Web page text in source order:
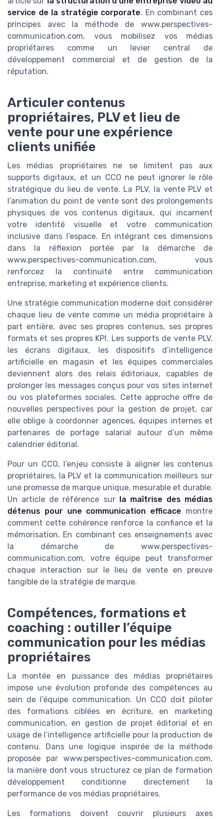
service de la stratégie corporate. En combinant ces
principes avec la méthode de www.perspectives-
communication.com, vous mobilisez vos médias
propriétaires comme un levier central de
développement commercial et de gestion de la
réputation.
Articuler contenus
propriétaires, PLV et lieu de
vente pour une expérience
clients unifiée
Les médias propriétaires ne se limitent pas aux
supports digitaux, et un CCO ne peut ignorer le rôle
stratégique du lieu de vente. La PLV, la vente PLV et
l’animation du point de vente sont des prolongements
physiques de vos contenus digitaux, qui incarnent
votre identité visuelle et votre communication
inclusive dans l’espace. En intégrant ces dimensions
dans la réflexion portée par la démarche de
www.perspectives-communication.com, vous
renforcez la continuité entre communication
entreprise, marketing et expérience clients.
Une stratégie communication moderne doit considérer
chaque lieu de vente comme un média propriétaire à
part entière, avec ses propres contenus, ses propres
formats et ses propres KPI. Les supports de vente PLV,
les écrans digitaux, les dispositifs d’intelligence
artificielle en magasin et les équipes commerciales
deviennent alors des relais éditoriaux, capables de
prolonger les messages conçus pour vos sites internet
ou vos plateformes sociales. Cette approche offre de
nouvelles perspectives pour la gestion de projet, car
elle oblige à coordonner agences, équipes internes et
partenaires de portage salarial autour d’un même
calendrier éditorial.
Pour un CCO, l’enjeu consiste à aligner les contenus
propriétaires, la PLV et la communication meilleurs sur
une promesse de marque unique, mesurable et durable.
Un article de référence sur
la maîtrise des médias
détenus pour une communication efficace montre
comment cette cohérence renforce la confiance et la
mémorisation. En combinant ces enseignements avec
la démarche de www.perspectives-
communication.com, votre équipe peut transformer
chaque interaction sur le lieu de vente en preuve
tangible de la stratégie de marque.
Compétences, formations et
coaching : outiller l’équipe
communication pour les médias
propriétaires
La montée en puissance des médias propriétaires
impose une évolution profonde des compétences au
sein de l’équipe communication. Un CCO doit piloter
des formations ciblées en écriture, en marketing
communication, en gestion de projet éditorial et en
usage de l’intelligence artificielle pour la production de
contenu. Dans une logique inspirée de la méthode
proposée par www.perspectives-communication.com,
la manière dont vous structurez ce plan de formation
développement conditionne directement la
performance de vos médias propriétaires.
Les formations doivent couvrir plusieurs axes